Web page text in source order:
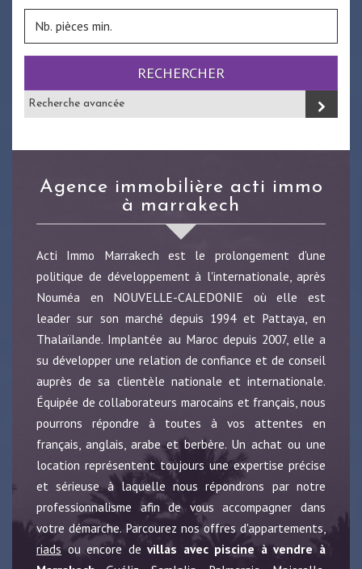
RECHERCHER
Recherche avancée
agence immobilière acti immo
à marrakech
Acti Immo Marrakech est le prolongement d'une
politique de développement à l'internationale, après
Nouméa en NOUVELLE-CALEDONIE où elle est
leader sur son marché depuis 1994 et Pattaya, en
Thalaïlande. Implantée au Maroc depuis 2007, elle a
su développer une relation de confiance et de conseil
auprès de sa clientèle nationale et internationale.
Équipée de collaborateurs marocains et français, nous
pourrons répondre à toutes à vos attentes en
français, anglais, arabe et berbère. Un achat ou une
location représentent toujours une expertise précise
et sérieuse à laquelle nous répondrons par notre
professionnalisme afin de vous accompagner dans
votre démarche. Parcourez nos offres d'appartements,
riads ou encore devillas avec piscine à vendre à